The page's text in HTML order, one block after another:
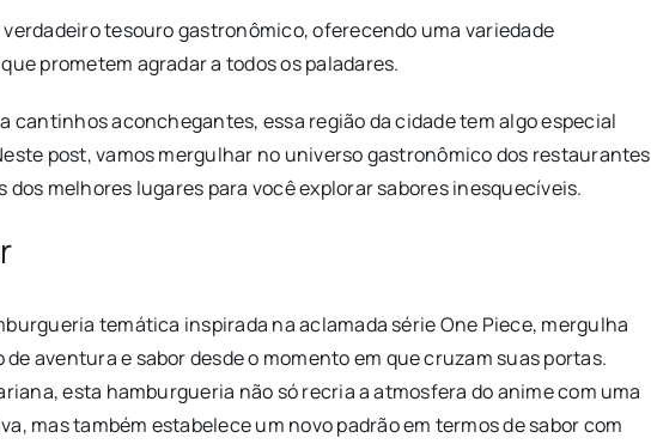
verdadeiro tesouro gastronômico, oferecendo uma variedade
prometem agradar a todos os paladares.
cantinhos aconchegantes, essa região da cidade tem algo especial
post, vamos mergulhar no universo gastronômico dos restaurantes
dos melhores lugares para você explorar sabores inesquecíveis.
temática inspirada na aclamada série One Piece, mergulha
aventura e sabor desde o momento em que cruzam suas portas.
esta hamburgueria não só recria a atmosfera do anime com uma
mas também estabelece um novo padrão em termos de sabor com